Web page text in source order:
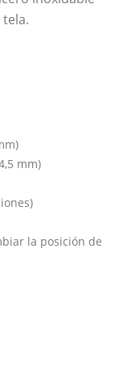
mm)
la posición de